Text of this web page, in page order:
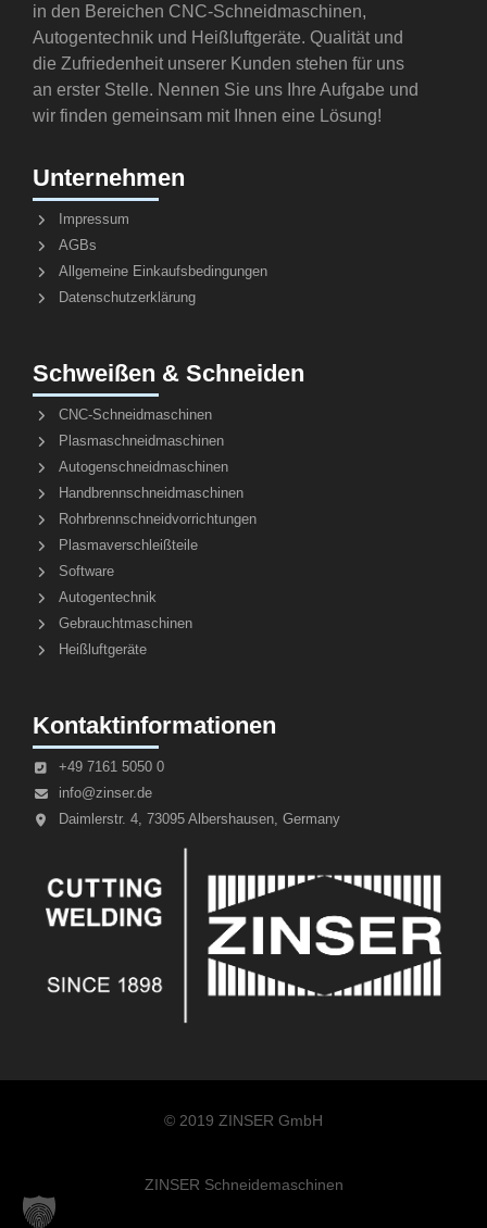
in den Bereichen CNC-Schneidmaschinen,
Autogentechnik und Heißluftgeräte. Qualität und
die Zufriedenheit unserer Kunden stehen für uns
an erster Stelle. Nennen Sie uns Ihre Aufgabe und
wir finden gemeinsam mit Ihnen eine Lösung!
Unternehmen
Impressum
AGBs
Allgemeine Einkaufsbedingungen
Datenschutzerklärung
Schweißen & Schneiden
CNC-Schneidmaschinen
Plasmaschneidmaschinen
Autogenschneidmaschinen
Handbrennschneidmaschinen
Rohrbrennschneidvorrichtungen
Plasmaverschleißteile
Software
Autogentechnik
Gebrauchtmaschinen
Heißluftgeräte
Kontaktinformationen
+49 7161 5050 0
info@zinser.de
Daimlerstr. 4, 73095 Albershausen, Germany
© 2019 ZINSER GmbH
ZINSER Schneidemaschinen